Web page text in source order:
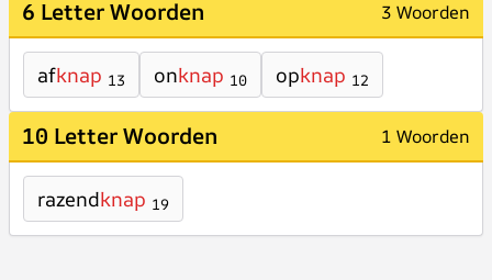
6 Letter Woorden 3 Woorden
afknap 13 onknap 10 opknap 12
10 Letter Woorden 1 Woorden
razendknap 19